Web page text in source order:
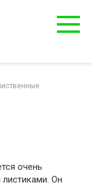
очень
Он